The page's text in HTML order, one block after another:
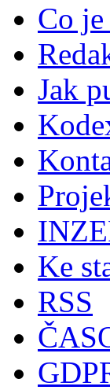
Co je
Jak
Ke
RSS